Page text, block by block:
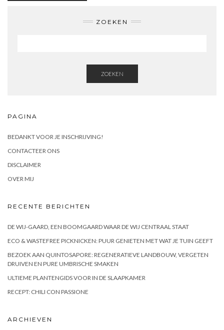
ZOEKEN
ZOEKEN
PAGINA
BEDANKT VOOR JE INSCHRIJVING!
CONTACTEER ONS
DISCLAIMER
OVER MIJ
RECENTE BERICHTEN
DE WIJ-GAARD, EEN BOOMGAARD WAAR DE WIJ CENTRAAL STAAT
ECO & WASTEFREE PICKNICKEN: PUUR GENIETEN MET WAT JE TUIN GEEFT
BEZOEK AAN QUINTOSAPORE: REGENERATIEVE LANDBOUW, VERGETEN
DRUIVEN EN PURE UMBRISCHE SMAKEN
ULTIEME PLANTENGIDS VOOR IN DE SLAAPKAMER
RECEPT: CHILI CON PASSIONE
ARCHIEVEN